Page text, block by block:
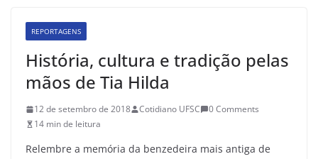
REPORTAGENS
História, cultura e tradição pelas
mãos de Tia Hilda
12 de setembro de 2018 Cotidiano UFSC
0 Comments
14 min de leitura
Relembre a memória da benzedeira mais antiga de